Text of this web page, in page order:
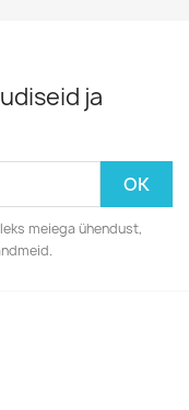
ja
meiega ühendust,